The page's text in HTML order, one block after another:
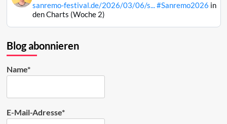
Raphael
Bluesky
ansehen
sanremo-festival.de/2026/03/06/s...#Sanremo2026 in
den Charts (Woche 2)
Blog abonnieren
Name*
E-Mail-Adresse*